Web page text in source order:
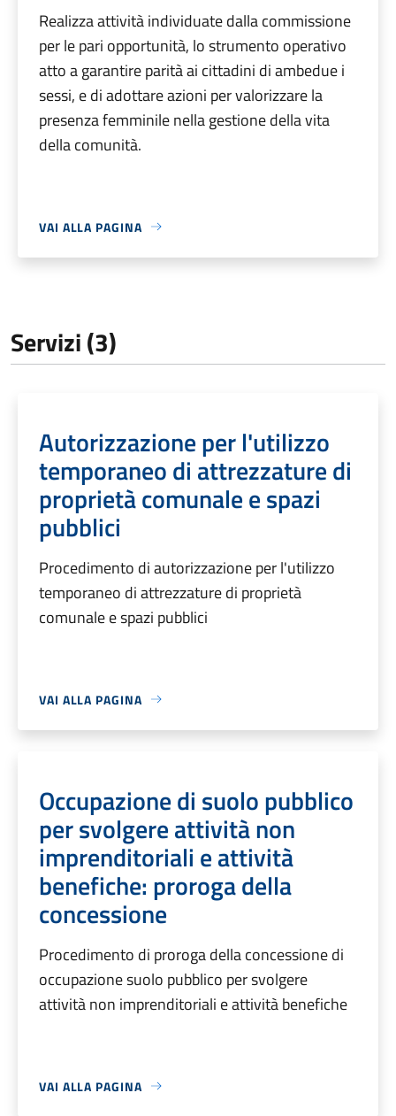
Realizza attività individuate dalla commissione
per le pari opportunità, lo strumento operativo
atto a garantire parità ai cittadini di ambedue i
sessi, e di adottare azioni per valorizzare la
presenza femminile nella gestione della vita
della comunità.
VAI ALLA PAGINA
Servizi (3)
Autorizzazione per l'utilizzo
temporaneo di attrezzature di
proprietà comunale e spazi
pubblici
Procedimento di autorizzazione per l'utilizzo
temporaneo di attrezzature di proprietà
comunale e spazi pubblici
VAI ALLA PAGINA
Occupazione di suolo pubblico
per svolgere attività non
imprenditoriali e attività
benefiche: proroga della
concessione
Procedimento di proroga della concessione di
occupazione suolo pubblico per svolgere
attività non imprenditoriali e attività benefiche
VAI ALLA PAGINA